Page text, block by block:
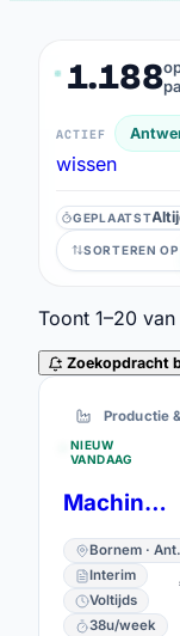
1.188
ACTIEF
wissen
GEPLAATST
Geplaatst
SORTEREN OP
Toont 1–20 van
Zoekopdracht
1.188
Productie
NIEUW
VANDAAG
Machine operator - 2 ploegen
Interim
Voltijds
38u/week